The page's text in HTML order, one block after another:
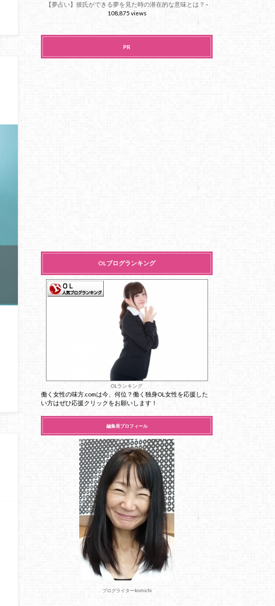
【夢占い】彼氏ができる夢を見た時の潜在的な意味とは？ -
108,875 views
PR
OLブログランキング
OLランキング
働く女性の味方.comは今、何位？働く独身OL女性を応援した
い方はぜひ応援クリックをお願いします！
編集長プロフィール
ブログライターkomichi